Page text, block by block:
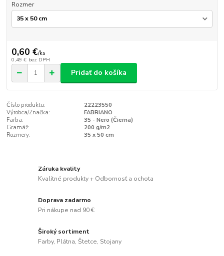
Rozmer
0,60 €/ks
0,49 € bez DPH
Pridať do košíka
Číslo produktu:
22223550
Výrobca/Značka:
FABRIANO
Farba:
35 - Nero (Čierna)
Gramáž:
200 g/m2
Rozmery:
35 x 50 cm
Záruka kvality
Kvalitné produkty + Odbornosť a ochota
Doprava zadarmo
Pri nákupe nad 90 €
Široký sortiment
Farby, Plátna, Štetce, Stojany